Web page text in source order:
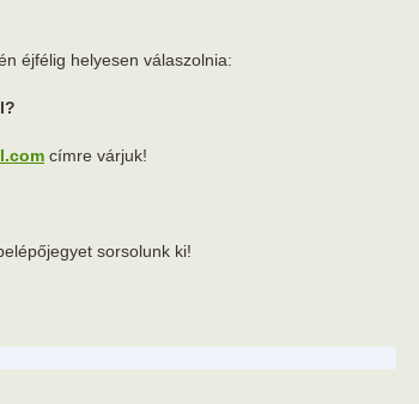
éjfélig helyesen válaszolnia:
címre várjuk!
sorsolunk ki!